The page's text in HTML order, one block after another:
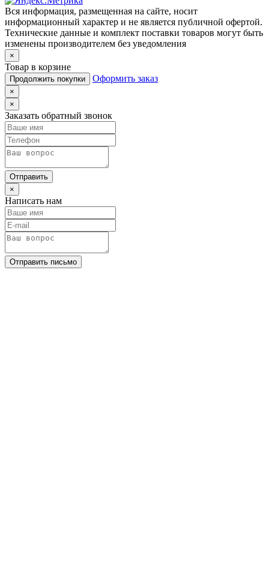
Вся информация, размещенная на сайте, носит
информационный характер и не является публичной офертой.
Технические данные и комплект поставки товаров могут быть
изменены производителем без уведомления
×
Товар в корзине
Продолжить покупки Оформить заказ
×
×
Заказать обратный звонок
Отправить
×
Написать нам
Отправить письмо